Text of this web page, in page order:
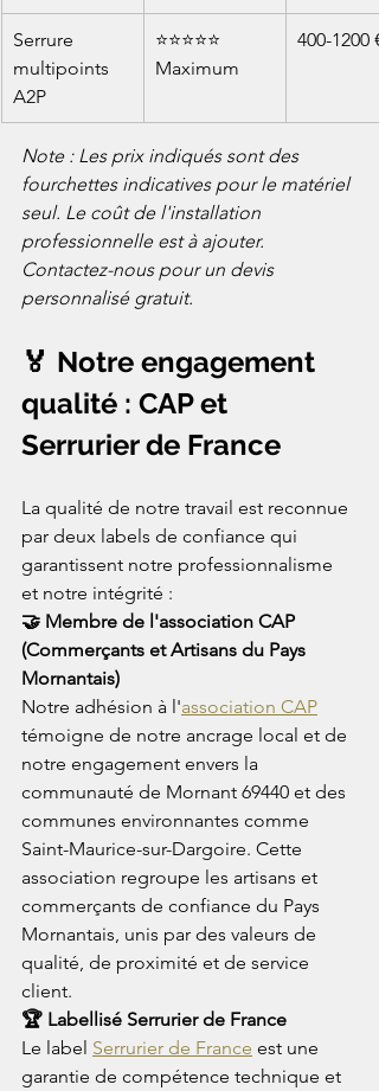
Serrure
multipoints
A2P
⭐⭐⭐⭐⭐
Maximum
400-1200 €
Note : Les prix indiqués sont des
fourchettes indicatives pour le matériel
seul. Le coût de l'installation
professionnelle est à ajouter.
Contactez-nous pour un devis
personnalisé gratuit.
🏅 Notre engagement
qualité : CAP et
Serrurier de France
La qualité de notre travail est reconnue
par deux labels de confiance qui
garantissent notre professionnalisme
et notre intégrité :
🤝 Membre de l'association CAP
(Commerçants et Artisans du Pays
Mornantais)
Notre adhésion à l'association CAP
témoigne de notre ancrage local et de
notre engagement envers la
communauté de Mornant 69440 et des
communes environnantes comme
Saint-Maurice-sur-Dargoire. Cette
association regroupe les artisans et
commerçants de confiance du Pays
Mornantais, unis par des valeurs de
qualité, de proximité et de service
client.
🏆 Labellisé Serrurier de France
Le label Serrurier de France est une
garantie de compétence technique et